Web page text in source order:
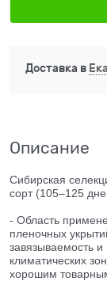
Доставка в
Описание
Сибирская
сорт (105–125
- Область
пленочных
завязываемость
климатических
хорошим